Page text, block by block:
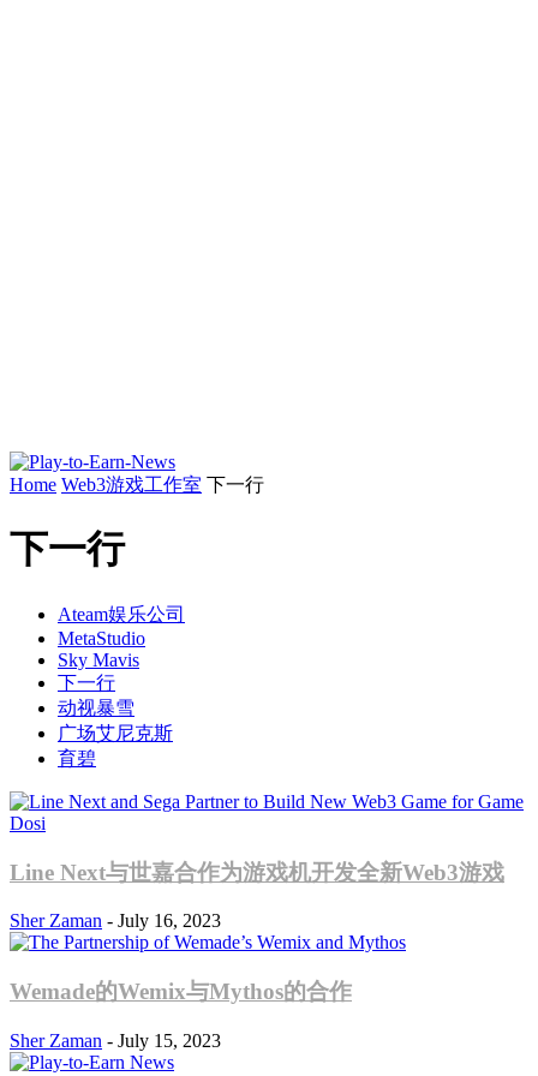
Home Web3游戏工作室 下一行
下一行
Ateam娱乐公司
MetaStudio
Sky Mavis
下一行
动视暴雪
广场艾尼克斯
育碧
Line Next与世嘉合作为游戏机开发全新Web3游戏
Sher Zaman - July 16, 2023
Wemade的Wemix与Mythos的合作
Sher Zaman - July 15, 2023